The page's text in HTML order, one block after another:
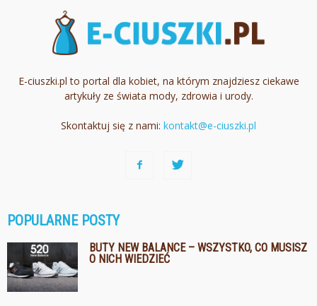
E-ciuszki.pl to portal dla kobiet, na którym znajdziesz ciekawe
artykuły ze świata mody, zdrowia i urody.
Skontaktuj się z nami: kontakt@e-ciuszki.pl
POPULARNE POSTY
BUTY NEW BALANCE – WSZYSTKO, CO MUSISZ
O NICH WIEDZIEĆ